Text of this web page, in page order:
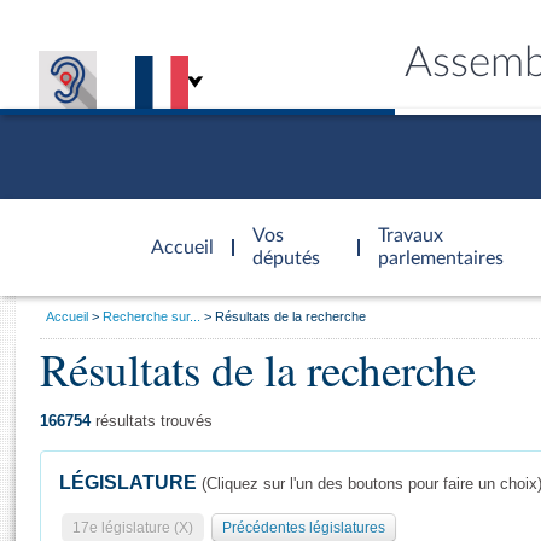
Accueil
d'accueil
Vos
députés
Travaux
parlementaires
Général
Vous
Accueil Recherche sur... Résultats de la recherche
Résultats de la recherche
166754résultats trouvés
LÉGISLATURE (Cliquez sur l'un des boutons pour faire un choix)
17e législature (X) Précédentes législatures